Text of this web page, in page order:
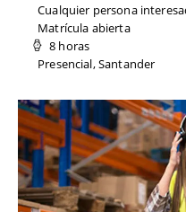
Cualquier persona
Matrícula abierta
8 horas
Presencial, Santander